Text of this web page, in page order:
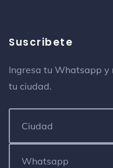
Suscribete
Ingresa tu Whatsapp y
tu ciudad.